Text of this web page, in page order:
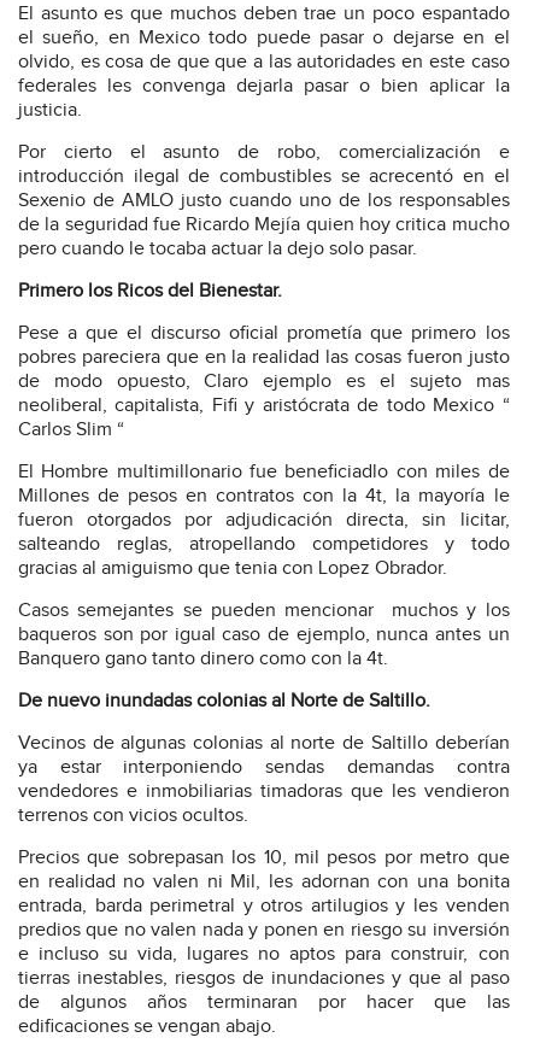
El asunto es que muchos deben trae un poco espantado
el sueño, en Mexico todo puede pasar o dejarse en el
olvido, es cosa de que que a las autoridades en este caso
federales les convenga dejarla pasar o bien aplicar la
justicia.
Por cierto el asunto de robo, comercialización e
introducción ilegal de combustibles se acrecentó en el
Sexenio de AMLO justo cuando uno de los responsables
de la seguridad fue Ricardo Mejía quien hoy critica mucho
pero cuando le tocaba actuar la dejo solo pasar.
Primero los Ricos del Bienestar.
Pese a que el discurso oficial prometía que primero los
pobres pareciera que en la realidad las cosas fueron justo
de modo opuesto, Claro ejemplo es el sujeto mas
neoliberal, capitalista, Fifi y aristócrata de todo Mexico “
Carlos Slim “
El Hombre multimillonario fue beneficiadlo con miles de
Millones de pesos en contratos con la 4t, la mayoría le
fueron otorgados por adjudicación directa, sin licitar,
salteando reglas, atropellando competidores y todo
gracias al amiguismo que tenia con Lopez Obrador.
Casos semejantes se pueden mencionar
muchos y los
baqueros son por igual caso de ejemplo, nunca antes un
Banquero gano tanto dinero como con la 4t.
De nuevo inundadas colonias al Norte de Saltillo.
Vecinos de algunas colonias al norte de Saltillo deberían
ya estar interponiendo sendas demandas contra
vendedores e inmobiliarias timadoras que les vendieron
terrenos con vicios ocultos.
Precios que sobrepasan los 10, mil pesos por metro que
en realidad no valen ni Mil, les adornan con una bonita
entrada, barda perimetral y otros artilugios y les venden
predios que no valen nada y ponen en riesgo su inversión
e incluso su vida, lugares no aptos para construir, con
tierras inestables, riesgos de inundaciones y que al paso
de algunos años terminaran por hacer que las
edificaciones se vengan abajo.